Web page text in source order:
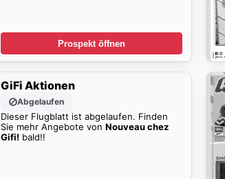
Prospekt öffnen
GiFi Aktionen
Abgelaufen
Dieser Flugblatt ist abgelaufen. Finden
Sie mehr Angebote von Nouveau chez
Gifi!bald!!